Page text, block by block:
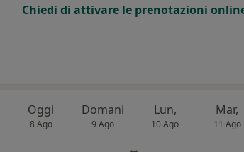
Chiedi di attivare le prenotazioni
Oggi
8 Ago
Domani
9 Ago
Lun,
10 Ago
Mar,
11 Ago